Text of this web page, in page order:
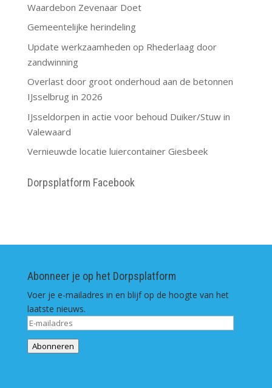
Waardebon Zevenaar Doet
Gemeentelijke herindeling
Update werkzaamheden op Rhederlaag door
zandwinning
Overlast door groot onderhoud aan de betonnen
IJsselbrug in 2026
IJsseldorpen in actie voor behoud Duiker/Stuw in
Valewaard
Vernieuwde locatie luiercontainer Giesbeek
Dorpsplatform Facebook
Abonneer je op het Dorpsplatform
Voer je e-mailadres in en blijf op de hoogte van het
laatste nieuws.
E-
mailadres
Abonneren